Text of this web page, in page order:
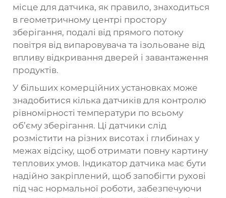
місце для датчика, як правило, знаходиться
в геометричному центрі простору
зберігання, подалі від прямого потоку
повітря від випаровувача та ізольоване від
впливу відкривання дверей і завантаження
продуктів.
У більших комерційних установках може
знадобитися кілька датчиків для контролю
рівномірності температури по всьому
об’єму зберігання. Ці датчики слід
розмістити на різних висотах і глибинах у
межах відсіку, щоб отримати повну картину
теплових умов. Індикатор датчика має бути
надійно закріплений, щоб запобігти рухові
під час нормальної роботи, забезпечуючи